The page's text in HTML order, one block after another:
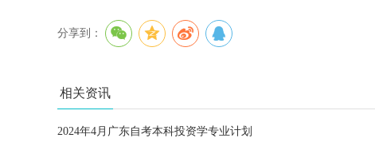
分享到：
相关资讯
2024年4月广东自考本科投资学专业计划